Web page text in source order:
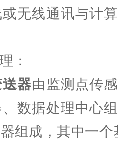
无线通讯与计
：
器由监测点传
数据处理中心
组成，其中一